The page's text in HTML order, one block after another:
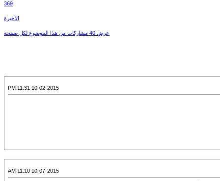
369
الأخيرة
عرض 40 مشاركات من هذا الموضوع لكل صفحة
10-02-2015 11:31 PM
10-07-2015 11:10 AM